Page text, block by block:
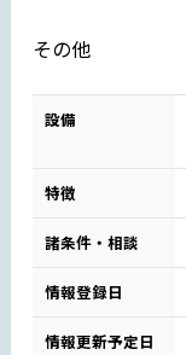
その他
設備
特徴
諸条件・相談
情報登録日
情報更新予定日